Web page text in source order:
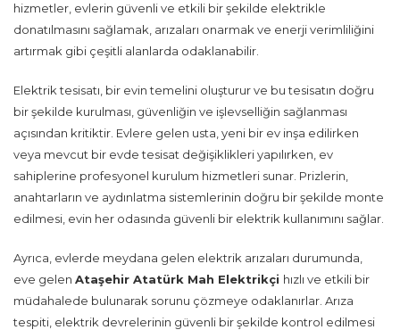
hizmetler, evlerin güvenli ve etkili bir şekilde elektrikle
donatılmasını sağlamak, arızaları onarmak ve enerji verimliliğini
artırmak gibi çeşitli alanlarda odaklanabilir.
Elektrik tesisatı, bir evin temelini oluşturur ve bu tesisatın doğru
bir şekilde kurulması, güvenliğin ve işlevselliğin sağlanması
açısından kritiktir. Evlere gelen usta, yeni bir ev inşa edilirken
veya mevcut bir evde tesisat değişiklikleri yapılırken, ev
sahiplerine profesyonel kurulum hizmetleri sunar. Prizlerin,
anahtarların ve aydınlatma sistemlerinin doğru bir şekilde monte
edilmesi, evin her odasında güvenli bir elektrik kullanımını sağlar.
Ayrıca, evlerde meydana gelen elektrik arızaları durumunda,
eve gelen Ataşehir Atatürk Mah Elektrikçi hızlı ve etkili bir
müdahalede bulunarak sorunu çözmeye odaklanırlar. Arıza
tespiti, elektrik devrelerinin güvenli bir şekilde kontrol edilmesi